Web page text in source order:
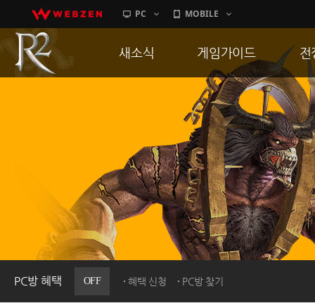
PC MOBILE
PC방 혜택 OFF 혜택 신청 PC방 찾기
새소식
이벤트
히스토리
PC방으로간다
게임가이드
게임 특징
서버가이드
신병훈련소
세부가이드
통합보급센터
전
통
공